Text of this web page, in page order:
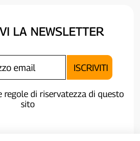
LA NEWSLETTER
regole di riservatezza di questo
sito